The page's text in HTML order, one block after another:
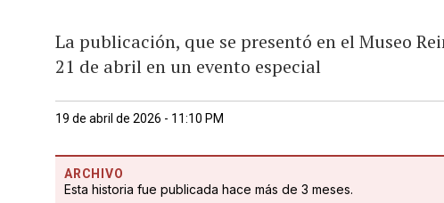
La publicación, que se presentó en el Museo
21 de abril en un evento especial
19 de abril de 2026 - 11:10 PM
ARCHIVO
Esta historia fue publicada hace más de 3 meses.